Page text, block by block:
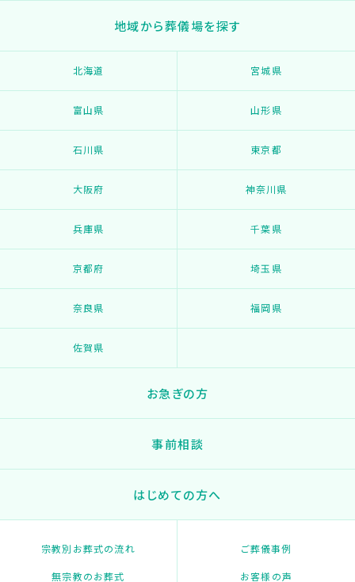
地域から葬儀場を探す
北海道 宮城県
富山県 山形県
石川県 東京都
大阪府 神奈川県
兵庫県 千葉県
京都府 埼玉県
奈良県 福岡県
佐賀県
お急ぎの方
事前相談
はじめての方へ
宗教別お葬式の流れ
無宗教のお葬式
ご葬儀事例
お客様の声